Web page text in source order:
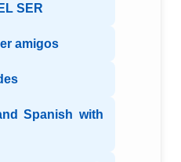
SER
amigos
Spanish with